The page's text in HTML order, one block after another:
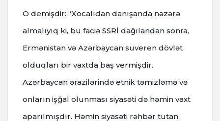
O demişdir: “Xocalıdan danışanda nəzərə
almalıyıq ki, bu faciə SSRİ dağılandan sonra,
Ermənistan və Azərbaycan suveren dövlət
olduqları bir vaxtda baş vermişdir.
Azərbaycan ərazilərində etnik təmizləmə və
onların işğal olunması siyasəti də həmin vaxt
aparılmışdır. Həmin siyasəti rəhbər tutan